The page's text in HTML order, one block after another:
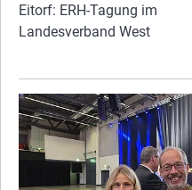
Eitorf: ERH-Tagung im
Landesverband West